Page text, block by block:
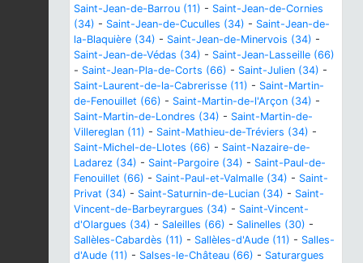
Saint-Jean-de-Barrou (11) - Saint-Jean-de-Cornies
(34) - Saint-Jean-de-Cuculles (34) - Saint-Jean-de-
la-Blaquière (34) - Saint-Jean-de-Minervois (34) -
Saint-Jean-de-Védas (34) - Saint-Jean-Lasseille (66)
- Saint-Jean-Pla-de-Corts (66) - Saint-Julien (34) -
Saint-Laurent-de-la-Cabrerisse (11) - Saint-Martin-
de-Fenouillet (66) - Saint-Martin-de-l'Arçon (34) -
Saint-Martin-de-Londres (34) - Saint-Martin-de-
Villereglan (11) - Saint-Mathieu-de-Tréviers (34) -
Saint-Michel-de-Llotes (66) - Saint-Nazaire-de-
Ladarez (34) - Saint-Pargoire (34) - Saint-Paul-de-
Fenouillet (66) - Saint-Paul-et-Valmalle (34) - Saint-
Privat (34) - Saint-Saturnin-de-Lucian (34) - Saint-
Vincent-de-Barbeyrargues (34) - Saint-Vincent-
d'Olargues (34) - Saleilles (66) - Salinelles (30) -
Sallèles-Cabardès (11) - Sallèles-d'Aude (11) - Salles-
d'Aude (11) - Salses-le-Château (66) - Saturargues